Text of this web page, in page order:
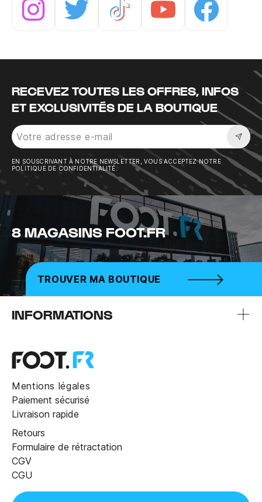
RECEVEZ TOUTES LES OFFRES, INFOS
ET EXCLUSIVITÉS DE LA BOUTIQUE
EN SOUSCRIVANT À NOTRE NEWSLETTER, VOUS ACCEPTEZ NOTRE
POLITIQUE DE CONFIDENTIALITÉ.
8 MAGASINS FOOT.FR
TROUVER MA BOUTIQUE
INFORMATIONS
Mentions légales
Paiement sécurisé
Livraison rapide
Retours
Formulaire de rétractation
CGV
CGU